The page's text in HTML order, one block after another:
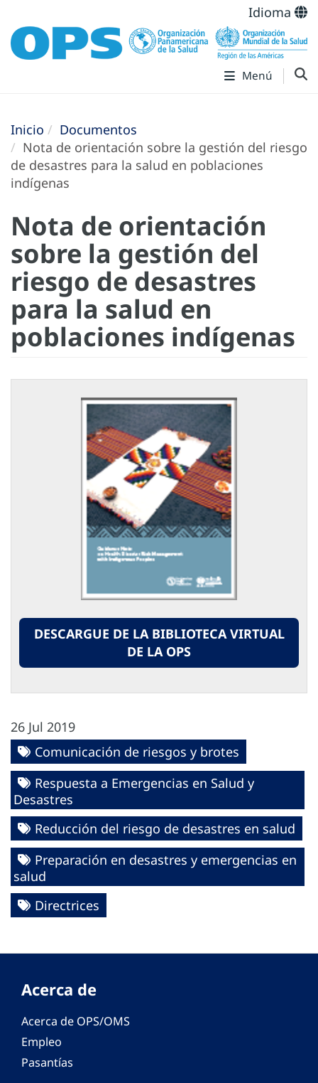
Idioma
Menú
Inicio
Documentos
Nota de orientación sobre la gestión del riesgo
de desastres para la salud en poblaciones
indígenas
Nota de orientación
sobre la gestión del
riesgo de desastres
para la salud en
poblaciones indígenas
DESCARGUE DE LA BIBLIOTECA VIRTUAL
DE LA OPS
26 Jul 2019
Comunicación de riesgos y brotes
Respuesta a Emergencias en Salud y
Desastres
Reducción del riesgo de desastres en salud
Preparación en desastres y emergencias en
salud
Directrices
Acerca de
Acerca de OPS/OMS
Empleo
Pasantías